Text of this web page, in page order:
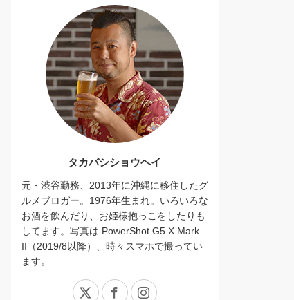
タカバシショウヘイ
元・渋谷勤務、2013年に沖縄に移住したグ
ルメブロガー。1976年生まれ。いろいろな
お酒を飲んだり、お姫様抱っこをしたりも
してます。写真は PowerShot G5 X Mark
II（2019/8以降）、時々スマホで撮ってい
ます。
X FacebookInstagram